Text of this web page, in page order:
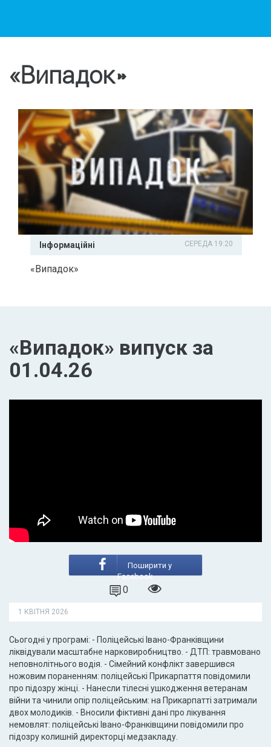
«Випадок»
Інформаційні СЕРЕДА 19:20
«Випадок»
«Випадок» випуск за
01.04.26
Поширити у
Facebook
0
1 КВІТНЯ 2026
Сьогодні у програмі: - Поліцейські Івано-Франківщини
ліквідували масштабне нарковиробництво. - ДТП: травмовано
неповнолітнього водія. - Сімейний конфлікт завершився
ножовим пораненням: поліцейські Прикарпаття повідомили
про підозру жінці. - Нанесли тілесні ушкодження ветеранам
війни та чинили опір поліцейським: на Прикарпатті затримали
двох молодиків. - Вносили фіктивні дані про лікування
немовлят: поліцейські Івано-Франківщини повідомили про
підозру колишній директорці медзакладу.